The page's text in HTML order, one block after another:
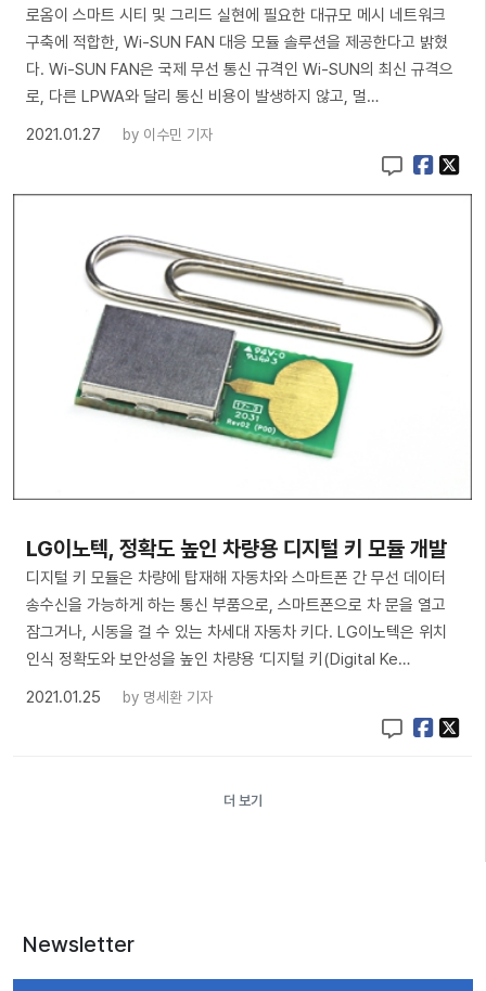
로옴이 스마트 시티 및 그리드 실현에 필요한 대규모 메시 네트워크
구축에 적합한, Wi-SUN FAN 대응 모듈 솔루션을 제공한다고 밝혔
다. Wi-SUN FAN은 국제 무선 통신 규격인 Wi-SUN의 최신 규격으
로, 다른 LPWA와 달리 통신 비용이 발생하지 않고, 멀…
2021.01.27
by 이수민 기자
LG이노텍, 정확도 높인 차량용 디지털 키 모듈 개발
디지털 키 모듈은 차량에 탑재해 자동차와 스마트폰 간 무선 데이터
송수신을 가능하게 하는 통신 부품으로, 스마트폰으로 차 문을 열고
잠그거나, 시동을 걸 수 있는 차세대 자동차 키다. LG이노텍은 위치
인식 정확도와 보안성을 높인 차량용 ‘디지털 키(Digital Ke…
2021.01.25
by 명세환 기자
더 보기
Newsletter